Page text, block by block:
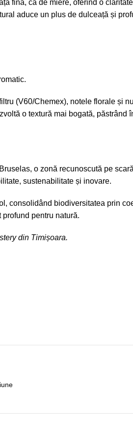
fină, ca de miere, oferind o
aduce un plus de dulceață și
(V60/Chemex), notele florale și
o textură mai bogată,
o zonă recunoscută pe
sustenabilitate și inovare.
consolidând biodiversitatea prin
pentru natură.
din Timișoara.